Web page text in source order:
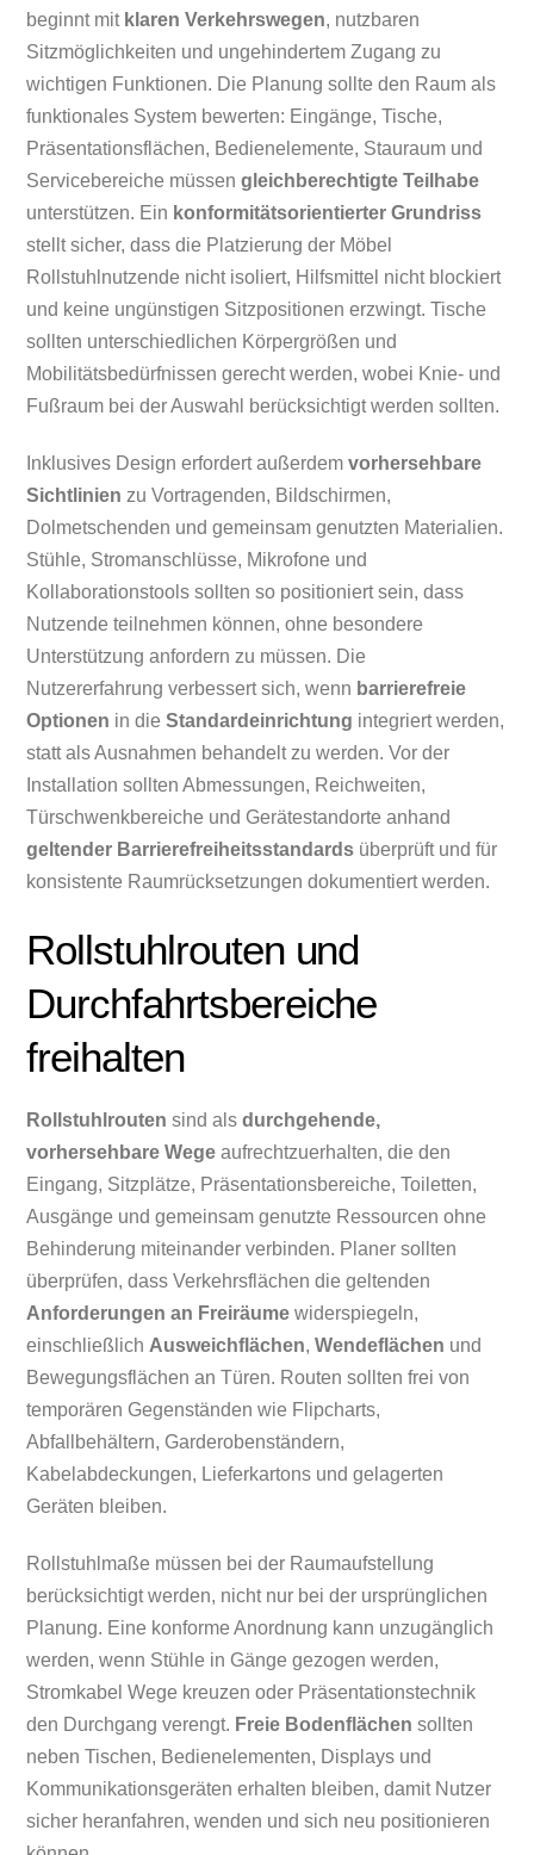
beginnt mit klaren Verkehrswegen, nutzbaren
Sitzmöglichkeiten und ungehindertem Zugang zu
wichtigen Funktionen. Die Planung sollte den Raum als
funktionales System bewerten: Eingänge, Tische,
Präsentationsflächen, Bedienelemente, Stauraum und
Servicebereiche müssengleichberechtigte Teilhabe
unterstützen. Ein konformitätsorientierter Grundriss
stellt sicher, dass die Platzierung der Möbel
Rollstuhlnutzende nicht isoliert, Hilfsmittel nicht blockiert
und keine ungünstigen Sitzpositionen erzwingt. Tische
sollten unterschiedlichen Körpergrößen und
Mobilitätsbedürfnissen gerecht werden, wobei Knie- und
Fußraum bei der Auswahl berücksichtigt werden sollten.
Inklusives Design erfordert außerdemvorhersehbare
Sichtlinien zu Vortragenden, Bildschirmen,
Dolmetschenden und gemeinsam genutzten Materialien.
Stühle, Stromanschlüsse, Mikrofone und
Kollaborationstools sollten so positioniert sein, dass
Nutzende teilnehmen können, ohne besondere
Unterstützung anfordern zu müssen. Die
Nutzererfahrung verbessert sich, wenn barrierefreie
Optionen in dieStandardeinrichtung integriert werden,
statt als Ausnahmen behandelt zu werden. Vor der
Installation sollten Abmessungen, Reichweiten,
Türschwenkbereiche und Gerätestandorte anhand
geltender Barrierefreiheitsstandards überprüft und für
konsistente Raumrücksetzungen dokumentiert werden.
Rollstuhlrouten und
Durchfahrtsbereiche
freihalten
Rollstuhlrouten sind alsdurchgehende,
vorhersehbare Wege aufrechtzuerhalten, die den
Eingang, Sitzplätze, Präsentationsbereiche, Toiletten,
Ausgänge und gemeinsam genutzte Ressourcen ohne
Behinderung miteinander verbinden. Planer sollten
überprüfen, dass Verkehrsflächen die geltenden
Anforderungen an Freiräume widerspiegeln,
einschließlich Ausweichflächen,Wendeflächen und
Bewegungsflächen an Türen. Routen sollten frei von
temporären Gegenständen wie Flipcharts,
Abfallbehältern, Garderobenständern,
Kabelabdeckungen, Lieferkartons und gelagerten
Geräten bleiben.
Rollstuhlmaße müssen bei der Raumaufstellung
berücksichtigt werden, nicht nur bei der ursprünglichen
Planung. Eine konforme Anordnung kann unzugänglich
werden, wenn Stühle in Gänge gezogen werden,
Stromkabel Wege kreuzen oder Präsentationstechnik
den Durchgang verengt. Freie Bodenflächen sollten
neben Tischen, Bedienelementen, Displays und
Kommunikationsgeräten erhalten bleiben, damit Nutzer
sicher heranfahren, wenden und sich neu positionieren